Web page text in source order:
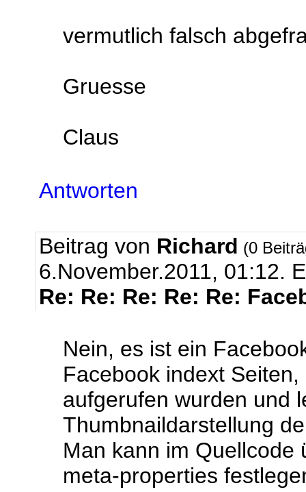
vermutlich falsch
Gruesse
Claus
Antworten
Beitrag von Richard (0
6.November.2011, 01:12.
Re: Re: Re: Re: Re:
Nein, es ist ein
Facebook indext
aufgerufen wurden und
Thumbnaildarstellung
Man kann im Quellcode
meta-properties